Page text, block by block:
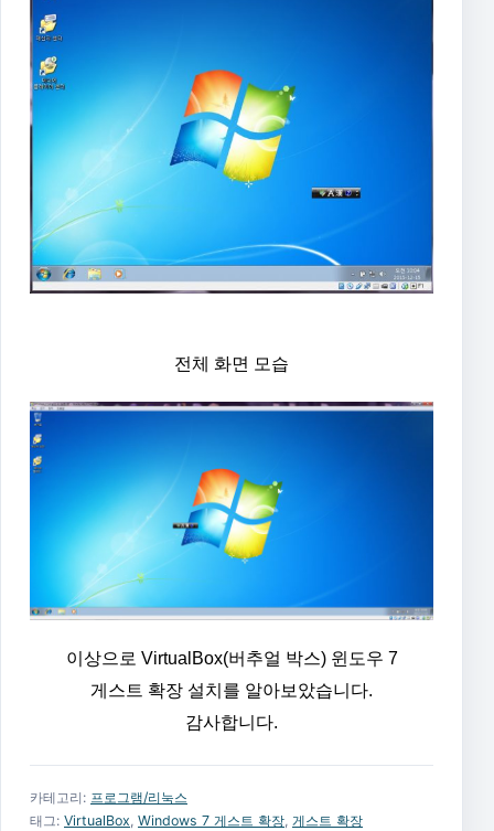
전체 화면 모습
이상으로 VirtualBox(버추얼 박스) 윈도우 7
게스트 확장 설치를 알아보았습니다.
감사합니다.
카테고리: 프로그램/리눅스
태그: VirtualBox, Windows 7 게스트 확장, 게스트 확장